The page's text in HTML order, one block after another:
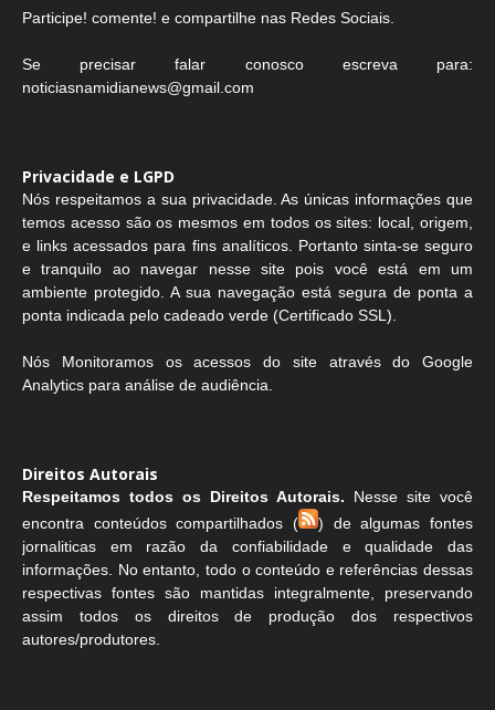
Participe! comente! e compartilhe nas Redes Sociais.
Se precisar falar conosco escreva para:
noticiasnamidianews@gmail.com
Privacidade e LGPD
Nós respeitamos a sua privacidade. As únicas informações que
temos acesso são os mesmos em todos os sites: local, origem,
e links acessados para fins analíticos. Portanto sinta-se seguro
e tranquilo ao navegar nesse site pois você está em um
ambiente protegido. A sua navegação está segura de ponta a
ponta indicada pelo cadeado verde (Certificado SSL).
Nós Monitoramos os acessos do site através do Google
Analytics para análise de audiência.
Direitos Autorais
Respeitamos todos os Direitos Autorais. Nesse site você
encontra conteúdos compartilhados (
) de algumas fontes
jornaliticas em razão da confiabilidade e qualidade das
informações. No entanto, todo o conteúdo e referências dessas
respectivas fontes são mantidas integralmente, preservando
assim todos os direitos de produção dos respectivos
autores/produtores.